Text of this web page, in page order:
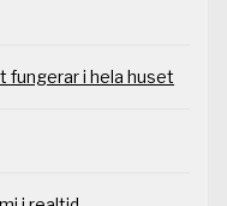
fungerar i hela huset